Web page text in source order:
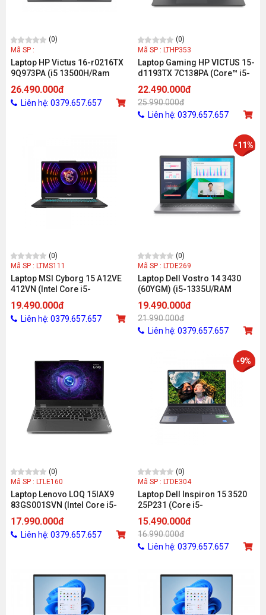
(0)
Mã SP :
Laptop HP Victus 16-r0216TX
9Q973PA (i5 13500H/Ram
32GB/SSD 512GB/RTX 3050
6GB/Windows 11/Đen/1Y)_D
26.490.000đ
Liên hệ: 0379.657.657
(0)
Mã SP : LTHP353
Laptop Gaming HP VICTUS 15-
d1193TX 7C138PA (Core™ i5-
12500H/ 8GB/ 512GB/ RTX
3050 4GB/ 16.1inch FHD/
Windows 11 Home/ Đen)
22.490.000đ
25.990.000đ
Liên hệ: 0379.657.657
(0)
Mã SP : LTMS111
Laptop MSI Cyborg 15 A12VE
412VN (Intel Core i5-
12450H/8GB/512GB/RTX4050
6GB/15.6 inch FHD/ Win 11/
Đen/balo)
19.490.000đ
Liên hệ: 0379.657.657
-11%
(0)
Mã SP : LTDE269
Laptop Dell Vostro 14 3430
(60YGM) (i5-1335U/RAM
8GB/512GB SSD/MX550
2GB/14 Inch FHD/ Windows 11
+ Office)
19.490.000đ
21.990.000đ
Liên hệ: 0379.657.657
(0)
Mã SP : LTLE160
Laptop Lenovo LOQ 15IAX9
83GS001SVN (Intel Core i5-
12450HX/RTX
2050/12GB/512GB/15.6 inch
FHD/Win 11/Xám)
17.990.000đ
Liên hệ: 0379.657.657
-9%
(0)
Mã SP : LTDE304
Laptop Dell Inspiron 15 3520
25P231 (Core i5-
1235U/16GD4/512SSD/
Home_ST/Đen)
15.490.000đ
16.990.000đ
Liên hệ: 0379.657.657